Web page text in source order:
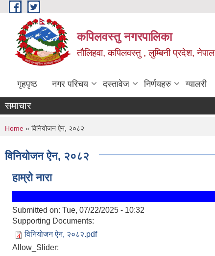
Skip to main content
कपिलवस्तु नगरपालिका
तौलिहवा, कपिलवस्तु , लुम्बिनी प्रदेश, नेपाल
गृहपृष्ठ नगर परिचय दस्तावेज निर्णयहरु ग्यालरी
समाचार
You are here
Home » विनियोजन ऐन, २०८२
विनियोजन ऐन, २०८२
हाम्रो नारा
Submitted on: Tue, 07/22/2025 - 10:32
Supporting Documents:
विनियोजन ऐन, २०८२.pdf
Allow_Slider: